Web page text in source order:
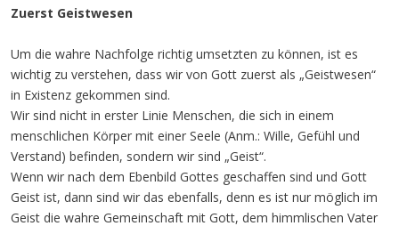
Zuerst Geistwesen
Um die wahre Nachfolge richtig umsetzten zu können, ist es
wichtig zu verstehen, dass wir von Gott zuerst als „Geistwesen“
in Existenz gekommen sind.
Wir sind nicht in erster Linie Menschen, die sich in einem
menschlichen Körper mit einer Seele (Anm.: Wille, Gefühl und
Verstand) befinden, sondern wir sind „Geist“.
Wenn wir nach dem Ebenbild Gottes geschaffen sind und Gott
Geist ist, dann sind wir das ebenfalls, denn es ist nur möglich im
Geist die wahre Gemeinschaft mit Gott, dem himmlischen Vater